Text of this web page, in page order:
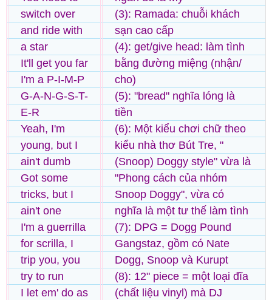
switch over
and ride with
a star
It'll get you far
I'm a P-I-M-P
G-A-N-G-S-T-
E-R
Yeah, I'm
young, but I
ain't dumb
Got some
tricks, but I
ain't one
I'm a guerrilla
for scrilla, I
trip you, you
try to run
I let em' do as
(3): Ramada: chuỗi khách
sạn cao cấp
(4): get/give head: làm tình
bằng đường miệng (nhận/
cho)
(5): "bread" nghĩa lóng là
tiền
(6): Một kiểu chơi chữ theo
kiểu nhà thơ Bút Tre, "
(Snoop) Doggy style" vừa là
"Phong cách của nhóm
Snoop Doggy", vừa có
nghĩa là một tư thế làm tình
(7): DPG = Dogg Pound
Gangstaz, gồm có Nate
Dogg, Snoop và Kurupt
(8): 12" piece = một loại đĩa
(chất liệu vinyl) mà DJ